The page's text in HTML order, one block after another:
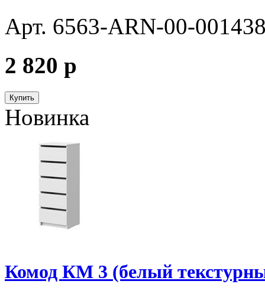
Арт. 6563-ARN-00-
2 820 p
Купить
Новинка
Комод КМ 3 (белый